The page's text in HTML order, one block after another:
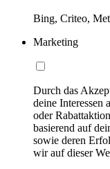
Bing, Criteo,
Marketing
Durch das
deine Interessen
oder
basierend auf
sowie deren
wir auf dieser